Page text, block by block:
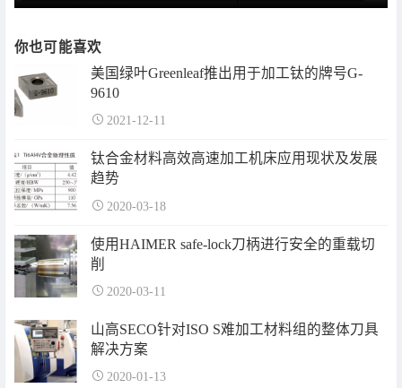
你也可能喜欢
美国绿叶Greenleaf推出用于加工钛的牌号G-
9610
2021-12-11
钛合金材料高效高速加工机床应用现状及发展
趋势
2020-03-18
使用HAIMER safe-lock刀柄进行安全的重载切
削
2020-03-11
山高SECO针对ISO S难加工材料组的整体刀具
解决方案
2020-01-13